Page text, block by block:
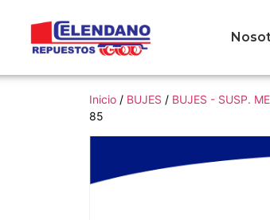
Inicio / BUJES / BUJES - SUSP.
85